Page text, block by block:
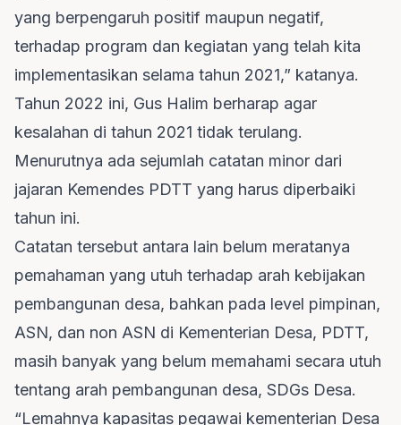
yang berpengaruh positif maupun negatif,
terhadap program dan kegiatan yang telah kita
implementasikan selama tahun 2021,” katanya.
Tahun 2022 ini, Gus Halim berharap agar
kesalahan di tahun 2021 tidak terulang.
Menurutnya ada sejumlah catatan minor dari
jajaran Kemendes PDTT yang harus diperbaiki
tahun ini.
Catatan tersebut antara lain belum meratanya
pemahaman yang utuh terhadap arah kebijakan
pembangunan desa, bahkan pada level pimpinan,
ASN, dan non ASN di Kementerian Desa, PDTT,
masih banyak yang belum memahami secara utuh
tentang arah pembangunan desa, SDGs Desa.
“Lemahnya kapasitas pegawai kementerian Desa